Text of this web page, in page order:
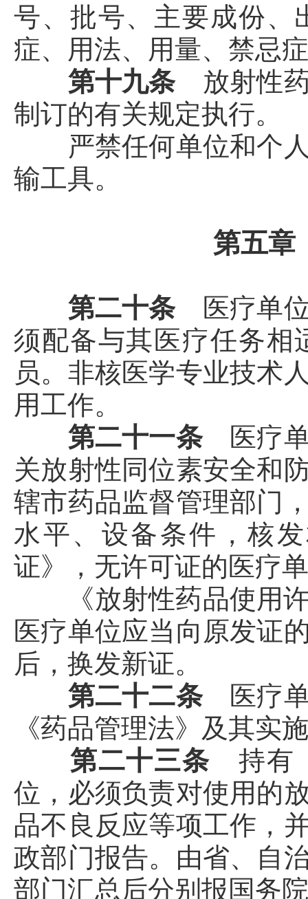
号、批号、主要成份、
症、用法、用量、禁忌
第十九条 放射性
制订的有关规定执行。
严禁任何单位和个人
输工具。
第五
第二十条
医疗单
须配备与其医疗任务相
员。非核医学专业技术
用工作。
第二十一条
医疗
关放射性同位素安全和
辖市药品监督管理部门
水平、设备条件，核
证》，无许可证的医疗
《放射性药品使用许
医疗单位应当向原发证
后，换发新证。
第二十二条
医疗
《药品管理法》及其实
第二十三条 持有
位，必须负责对使用的
品不良反应等项工作，
政部门报告。由省、自
部门汇总后分别报国务